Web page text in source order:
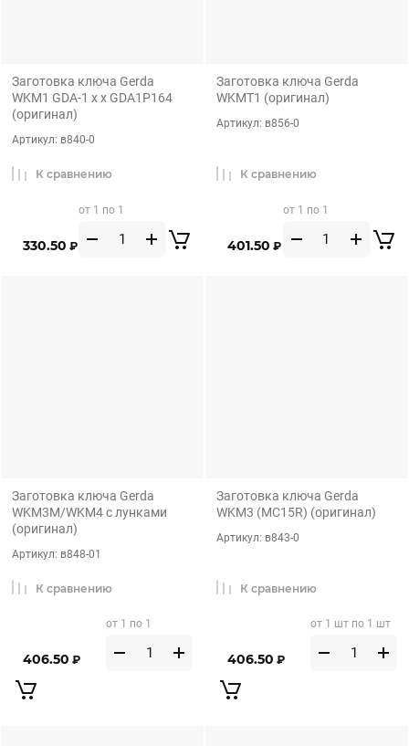
Заготовка ключа Gerda
WKM1 GDA-1 x x GDA1P164
(оригинал)
Артикул: в840-0
330.50 ₽
от 1 по 1
К сравнению
Заготовка ключа Gerda
WKMT1 (оригинал)
Артикул: в856-0
401.50 ₽
от 1 по 1
К сравнению
Заготовка ключа Gerda
WKM3M/WKM4 с лунками
(оригинал)
Артикул: в848-01
406.50 ₽
от 1 по 1
К сравнению
Заготовка ключа Gerda
WKM3 (MC15R) (оригинал)
Артикул: в843-0
406.50 ₽
от 1 шт по 1 шт
К сравнению